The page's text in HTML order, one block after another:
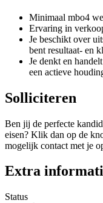
Minimaal mbo4
Ervaring in
Je beschikt over
bent resultaat- en
Je denkt en
een actieve
Solliciteren
Ben jij de perfecte
eisen? Klik dan op de
mogelijk contact met je
Extra
Status